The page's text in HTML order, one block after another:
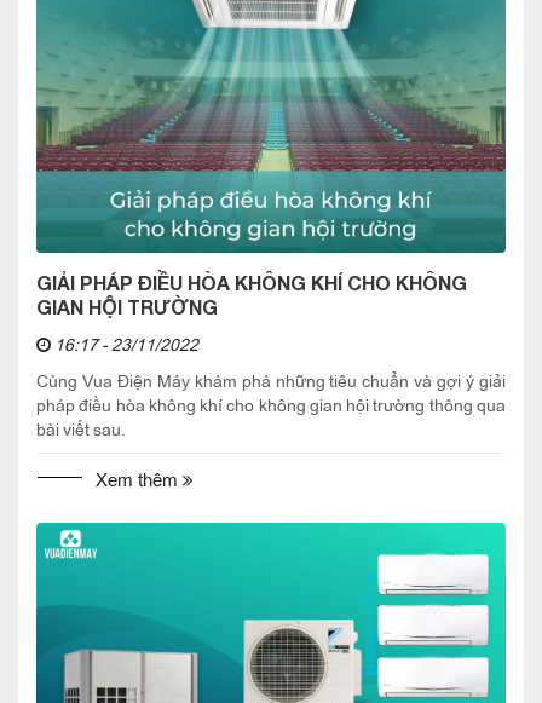
GIẢI PHÁP ĐIỀU HÒA KHÔNG KHÍ CHO KHÔNG
GIAN HỘI TRƯỜNG
16:17 - 23/11/2022
Cùng Vua Điện Máy khám phá những tiêu chuẩn và gợi ý giải
pháp điều hòa không khí cho không gian hội trường thông qua
bài viết sau.
Xem thêm